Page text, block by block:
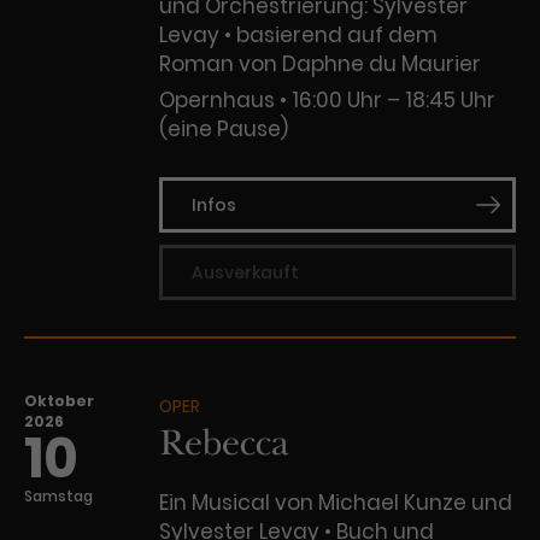
verschiedene Websites hinweg.
und Orchestrierung: Sylvester
Levay • basierend auf dem
Roman von Daphne du Maurier
Opernhaus
16:00 Uhr – 18:45 Uhr
(eine Pause)
Infos
Ausverkauft
Oktober
2026
10
Samstag
OPER
Rebecca
Ein Musical von Michael Kunze und
Sylvester Levay • Buch und